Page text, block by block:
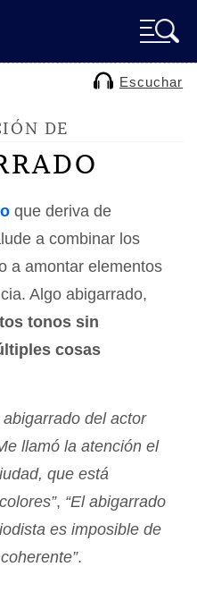
Escuchar
DE
que deriva de
a combinar los
a amontar elementos
Algo abigarrado,
tonos sin
cosas
abigarrado del actor
llamó la atención el
que está
, “El abigarrado
es imposible de
.